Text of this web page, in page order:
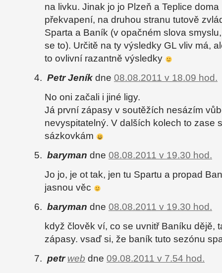
na livku. Jinak jo jo Plzeň a Teplice
překvapení, na druhou stranu tutově
Sparta a Baník (v opačném slova
se to). Určitě na ty výsledky GL vliv má,
to ovlivní razantně výsledky
Petr Jeník dne 08.08.2011 v 18.09 hod.
No oni začali i jiné ligy.
Já první zápasy v soutěžích nesázím
nevyspitatelný. V dalších kolech to zase
sázkovkám
baryman dne 08.08.2011 v 19.30 hod.
Jo jo, je ot tak, jen tu Spartu a propad
jasnou věc
baryman dne 08.08.2011 v 19.30 hod.
když člověk ví, co se uvnitř Baníku dějě,
zápasy. vsaď si, že baník tuto sezónu
petr web dne 09.08.2011 v 7.54 hod.